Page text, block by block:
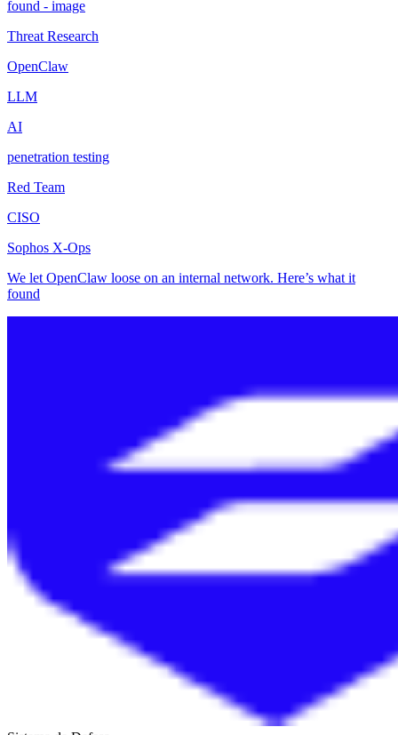
Threat Research
OpenClaw
LLM
AI
penetration testing
Red Team
CISO
Sophos X-Ops
We let OpenClaw loose on an internal network. Here’s what it
found